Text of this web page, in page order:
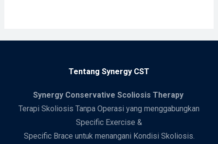
Tentang Synergy CST
Synergy Conservative Scoliosis Therapy
Terapi Skoliosis Tanpa Operasi yang menggabungkan
Specific Exercise &
Specific Brace untuk menangani Kondisi Skoliosis.